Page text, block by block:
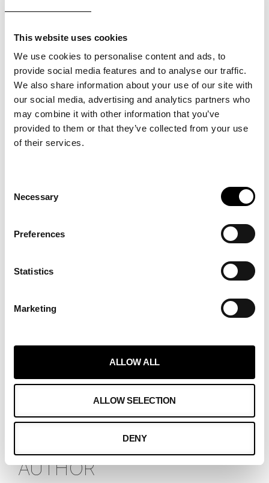
This website uses cookies
We use cookies to personalise content and ads, to
provide social media features and to analyse our traffic.
We also share information about your use of our site with
our social media, advertising and analytics partners who
may combine it with other information that you’ve
provided to them or that they’ve collected from your use
of their services.
Selection
Necessary
Preferences
Statistics
Marketing
ALLOW ALL
ALLOW SELECTION
DENY
kerätään järjestelmällisesti tietoa ja ideoita
liittyvistä asioista että ylläpidetään aktiivista
dialogia työstä juuri tässä meidän
yrityksessämme. Hyvä tutkimus lisää
dialogia ja luottamusta työnantajan ja
työntekijän välillä ja innostaa toimintaan.
Mitä ketteryys ja epävarmuuden kanssa
eläminen tarkoittaa meidän
olemme hyviä, missä meidän pitää vielä
henkilöstötutkimus, jolla vaalitaan
ketteryyttä ja lisätään luottamusta yhteiseen
AUTHOR